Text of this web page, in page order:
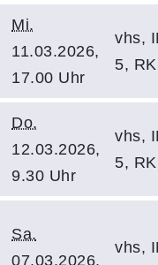
Mi.
11.03.2026,
17.00 Uhr
vhs,
5,
Do.
12.03.2026,
9.30 Uhr
vhs,
5,
Sa.
07.03.2026,
vhs,